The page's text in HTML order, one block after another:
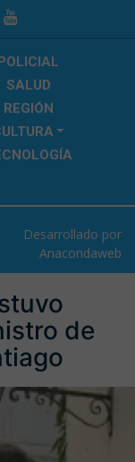
SALUD
REGIÓN
Desarrollado por
Anacondaweb
de